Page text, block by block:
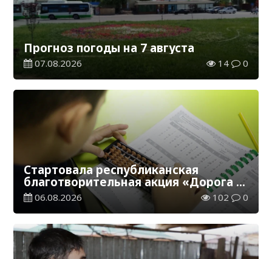
Прогноз погоды на 7 августа
07.08.2026 14 0
Стартовала республиканская
благотворительная акция «Дорога в
школу»
06.08.2026 102 0